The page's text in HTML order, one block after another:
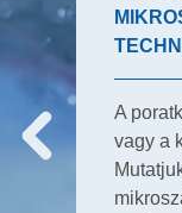
A
vagy a